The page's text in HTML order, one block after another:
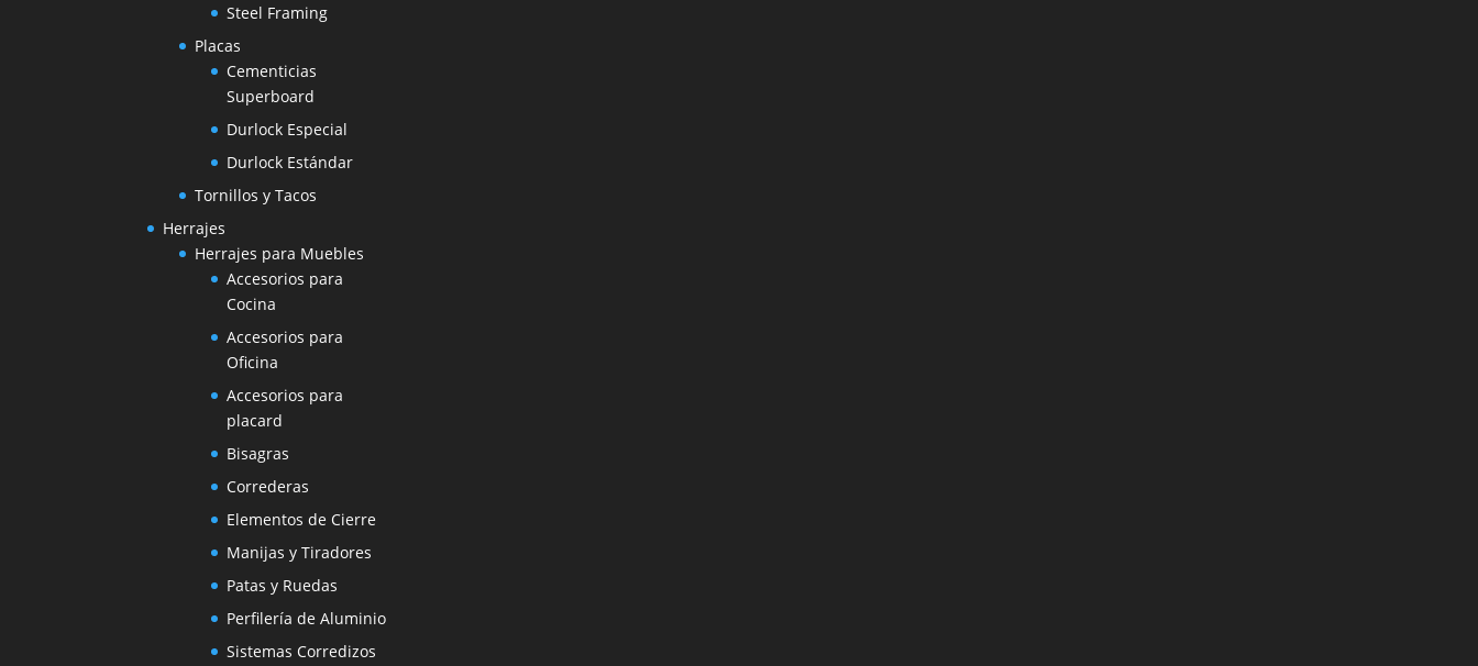
Steel Framing
Placas
Cementicias
Superboard
Durlock Especial
Durlock Estándar
Tornillos y Tacos
Herrajes
Herrajes para Muebles
Accesorios para
Cocina
Accesorios para
Oficina
Accesorios para
placard
Bisagras
Correderas
Elementos de Cierre
Manijas y Tiradores
Patas y Ruedas
Perfilería de Aluminio
Sistemas Corredizos